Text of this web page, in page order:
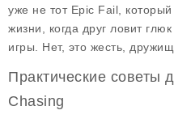
уже не тот Epic Fail,
жизни, когда друг ловит
игры. Нет, это жесть,
Практические советы
Chasing